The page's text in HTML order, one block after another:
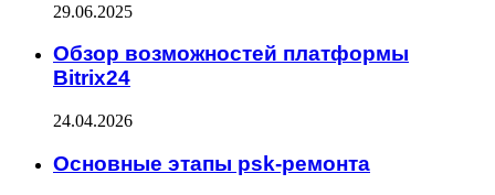
29.06.2025
Обзор возможностей платформы
Bitrix24
24.04.2026
Основные этапы psk-ремонта